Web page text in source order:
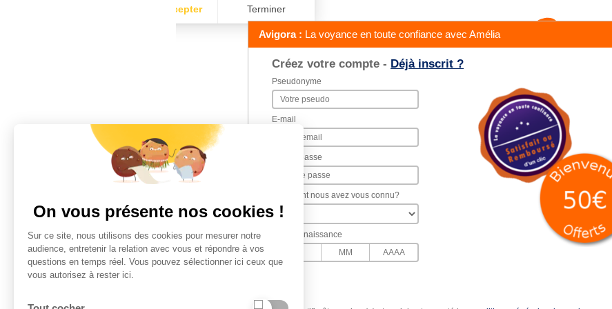
Avigora : La voyance en toute confiance avec Amélia
Créez votre compte - Déjà inscrit ?
Pseudonyme
E-mail
Mot de passe
Comment nous avez vous connu?
Date de naissance
On vous présente nos cookies !
Sur ce site, nous utilisons des cookies pour mesurer notre
audience, entretenir la relation avec vous et répondre à vos
questions en temps réel. Vous pouvez sélectionner ici ceux que
vous autorisez à rester ici.